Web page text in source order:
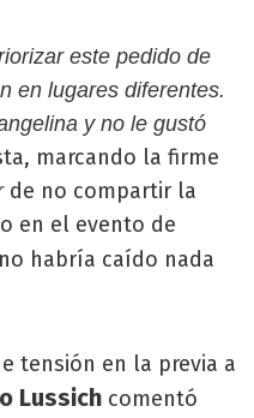
este pedido de
en lugares diferentes.
y no le gustó
marcando la firme
de no compartir la
en el evento de
habría caído nada
tensión en la previa a
Lussich comentó